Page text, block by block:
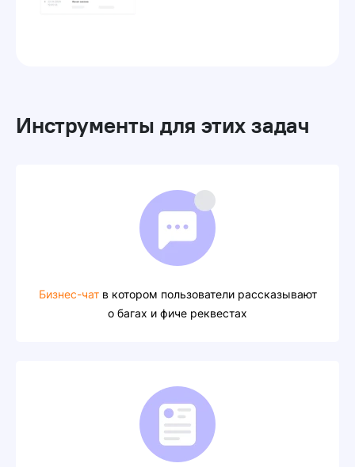
Инструменты для этих задач
Бизнес-чатв котором пользователи рассказывают
о багах и фиче реквестах